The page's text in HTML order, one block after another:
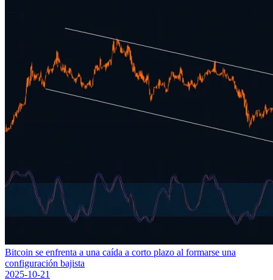
Bitcoin se enfrenta a una caída a corto plazo al formarse una
configuración bajista
2025-10-21